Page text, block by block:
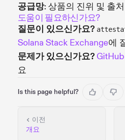
공급망: 상품의 진위 및 출
도움이 필요하신가요?
질문이 있으신가요?
Solana Stack Exchange에
문제가 있으신가요?
요
Is this page helpful?
이전
개요